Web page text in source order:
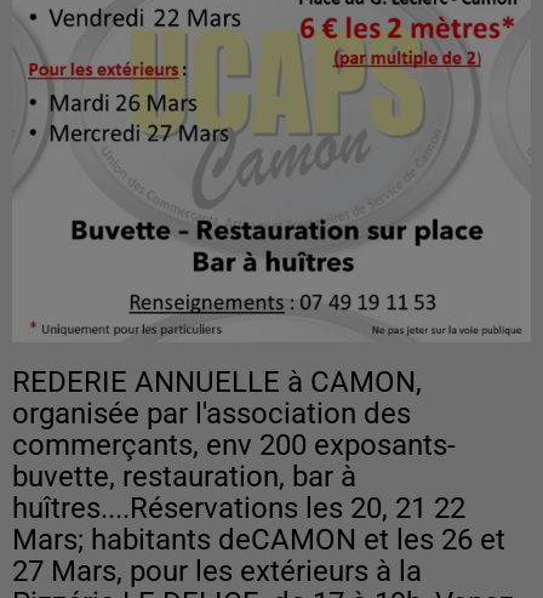
REDERIE ANNUELLE à CAMON,
organisée par l'association des
commerçants, env 200 exposants-
buvette, restauration, bar à
huîtres....Réservations les 20, 21 22
Mars; habitants deCAMON et les 26 et
27 Mars, pour les extérieurs à la